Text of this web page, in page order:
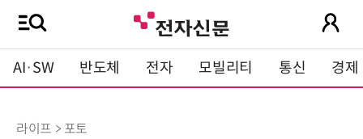
AI·SW 반도체 전자 모빌리티 통신 경제
라이프 > 포토